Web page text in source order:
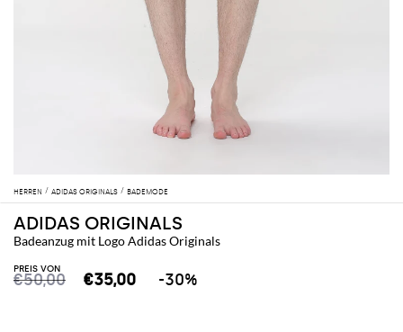
HERREN ADIDAS ORIGINALS BADEMODE
ADIDAS ORIGINALS
Badeanzug mit Logo Adidas Originals
PREIS VON
€50,00 €35,00 -30%